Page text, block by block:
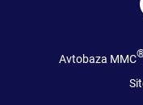
Avtobaza MMC